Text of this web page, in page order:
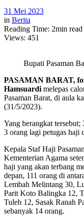
31 Mei 2023
in Berita
Reading Time: 2min read
Views: 451
Bupati Pasaman
PASAMAN BARAT,
Hamsuardi melepas
Pasaman Barat, di aula
(31/5/2023).
Yang berangkat
3 orang lagi petugas haji
Kepala Staf Haji
Kementerian Agama
haji yang akan terbang
depan, 111 orang di
Lembah Melintang 30,
Parit Koto Balingka 12,
Tuleh 12, Sasak Ranah
sebanyak 14 orang.